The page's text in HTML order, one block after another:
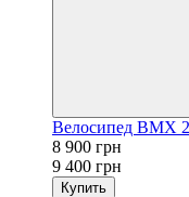
Велосипед BMX
8 900 грн
9 400 грн
Купить